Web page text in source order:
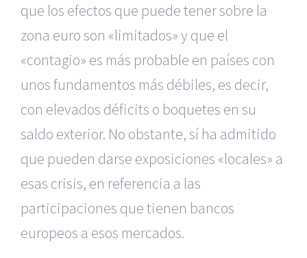
que los efectos que puede tener sobre la
zona euro son «limitados» y que el
«contagio» es más probable en países con
unos fundamentos más débiles, es decir,
con elevados déficits o boquetes en su
saldo exterior. No obstante, sí ha admitido
que pueden darse exposiciones «locales» a
esas crisis, en referencia a las
participaciones que tienen bancos
europeos a esos mercados.